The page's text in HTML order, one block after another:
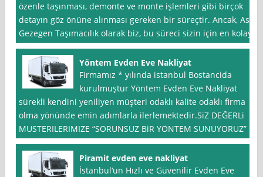
özenle taşınması, demonte ve monte işlemleri gibi birçok
detayın göz önüne alınması gereken bir süreçtir. Ancak, As
Gezegen Taşımacılık olarak biz, bu süreci sizin için en kolay
Yöntem Evden Eve Nakliyat
Firmamız * yılında istanbul Bostancida
kurulmuştur Yöntem Evden Eve Nakliyat
sürekli kendini yeniliyen müşteri odaklı kalite odaklı firma
olma yönünde emin adımlarla ilerlemektedir.SiZ DEĞERLi
MUSTERILERIMIZE “SORUNSUZ BiR YÖNTEM SUNUYORUZ”
Piramit evden eve nakliyat
İstanbul‘un Hızlı ve Güvenilir Evden Eve